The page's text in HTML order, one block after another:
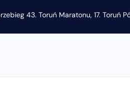
43. Toruń Maratonu, 17. Toruń